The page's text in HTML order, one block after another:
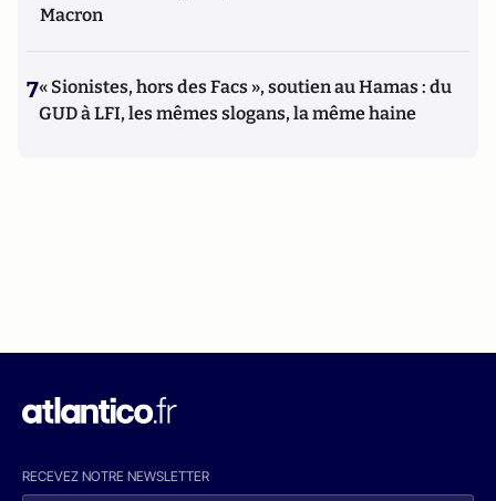
Macron
7« Sionistes, hors des Facs », soutien au Hamas : du
GUD à LFI, les mêmes slogans, la même haine
RECEVEZ NOTRE NEWSLETTER